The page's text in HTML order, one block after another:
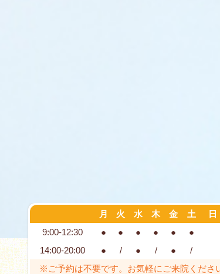
月 火 水 木 金 土
9:00-12:30
● ● ● ● ● ●
14:00-20:00
● / ● / ● /
※ご予約は不要です。お気軽にご来院くださ